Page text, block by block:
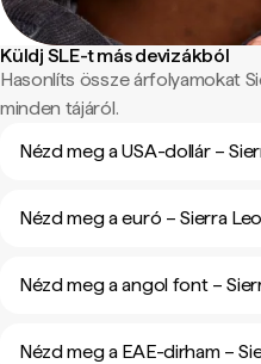
Küldj SLE-t más devizákból
Hasonlíts össze árfolyamokat
minden tájáról.
Nézd meg a USA-dollár –
Nézd meg a euró – Sierra
Nézd meg a angol font –
Nézd meg a EAE-dirham –